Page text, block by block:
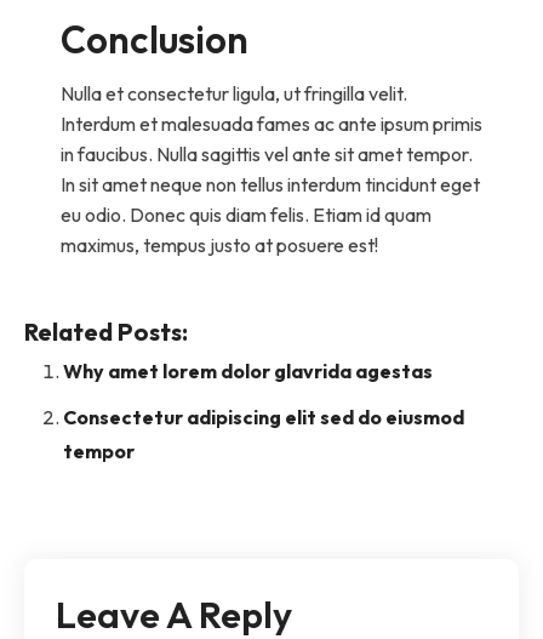
Conclusion
Nulla et consectetur ligula, ut fringilla velit.
Interdum et malesuada fames ac ante ipsum primis
in faucibus. Nulla sagittis vel ante sit amet tempor.
In sit amet neque non tellus interdum tincidunt eget
eu odio. Donec quis diam felis. Etiam id quam
maximus, tempus justo at posuere est!
Related Posts:
Why amet lorem dolor glavrida agestas
Consectetur adipiscing elit sed do eiusmod
tempor
Leave A Reply